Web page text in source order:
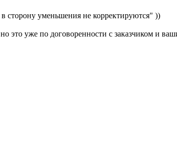
сторону уменьшения не корректируются" ))
это уже по договоренности с заказчиком и